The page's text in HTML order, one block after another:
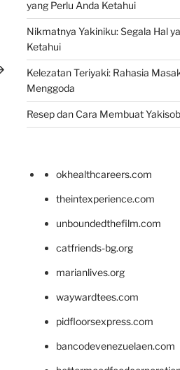
yang Perlu Anda Ketahui
Nikmatnya Yakiniku: Segala Hal
Ketahui
Kelezatan Teriyaki: Rahasia
Menggoda
Resep dan Cara Membuat
okhealthcareers.com
theintexperience.com
unboundedthefilm.com
catfriends-bg.org
marianlives.org
waywardtees.com
pidfloorsexpress.com
bancodevenezuelaen.com